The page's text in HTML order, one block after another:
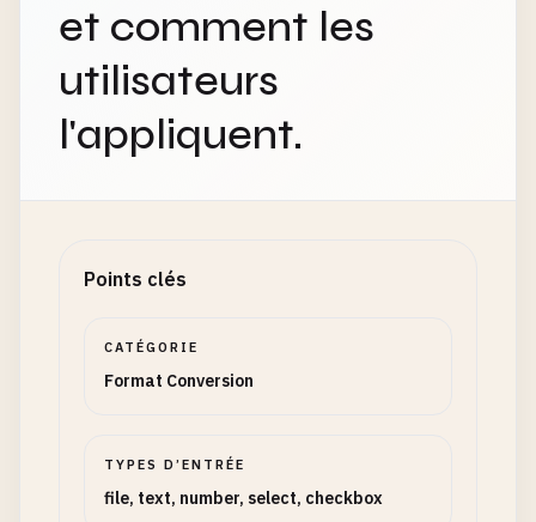
et comment les
utilisateurs
l'appliquent.
Points clés
CATÉGORIE
Format Conversion
TYPES D’ENTRÉE
file, text, number, select, checkbox